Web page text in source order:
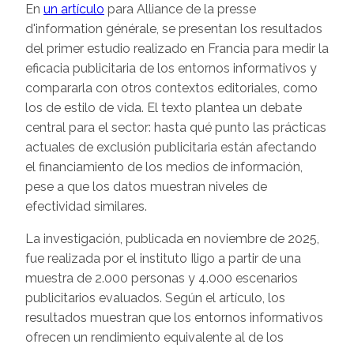
En un artículo para Alliance de la presse
d'information générale, se presentan los resultados
del primer estudio realizado en Francia para medir la
eficacia publicitaria de los entornos informativos y
compararla con otros contextos editoriales, como
los de estilo de vida. El texto plantea un debate
central para el sector: hasta qué punto las prácticas
actuales de exclusión publicitaria están afectando
el financiamiento de los medios de información,
pese a que los datos muestran niveles de
efectividad similares.
La investigación, publicada en noviembre de 2025,
fue realizada por el instituto Iligo a partir de una
muestra de 2.000 personas y 4.000 escenarios
publicitarios evaluados. Según el artículo, los
resultados muestran que los entornos informativos
ofrecen un rendimiento equivalente al de los